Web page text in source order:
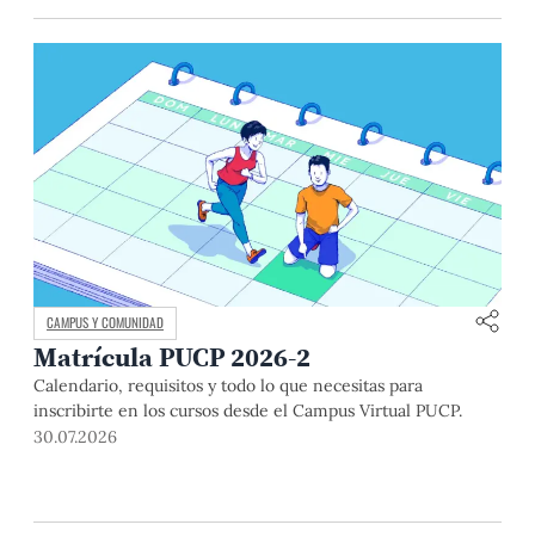
CAMPUS Y COMUNIDAD
Matrícula PUCP 2026-2
Calendario, requisitos y todo lo que necesitas para
inscribirte en los cursos desde el Campus Virtual PUCP.
30.07.2026